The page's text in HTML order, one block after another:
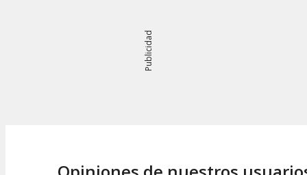
Publicidad